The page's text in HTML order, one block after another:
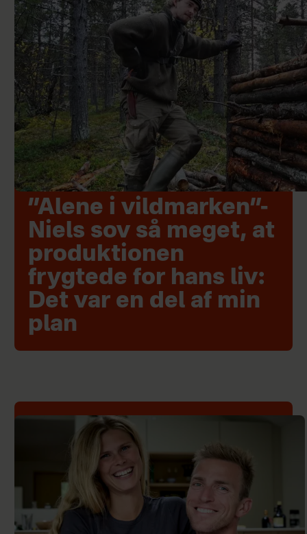
”Alene i vildmarken”-
Niels sov så meget, at
produktionen
frygtede for hans liv:
Det var en del af min
plan